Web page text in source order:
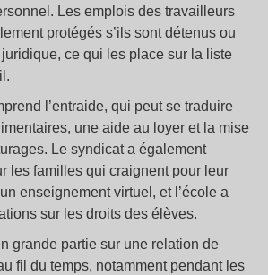
Les emplois des travailleurs
protégés s’ils sont détenus ou
ce qui les place sur la liste
l’entraide, qui peut se traduire
une aide au loyer et la mise
Le syndicat a également
les familles qui craignent pour leur
enseignement virtuel, et l’école a
sur les droits des élèves.
grande partie sur une relation de
fil du temps, notamment pendant les